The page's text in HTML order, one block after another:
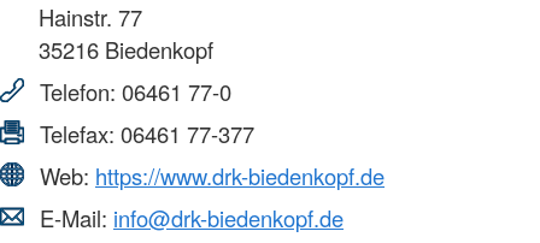
Hainstr. 77
35216 Biedenkopf
Telefon: 06461 77-0
Telefax: 06461 77-377
Web: https://www.drk-biedenkopf.de
E-Mail: info@drk-biedenkopf.de